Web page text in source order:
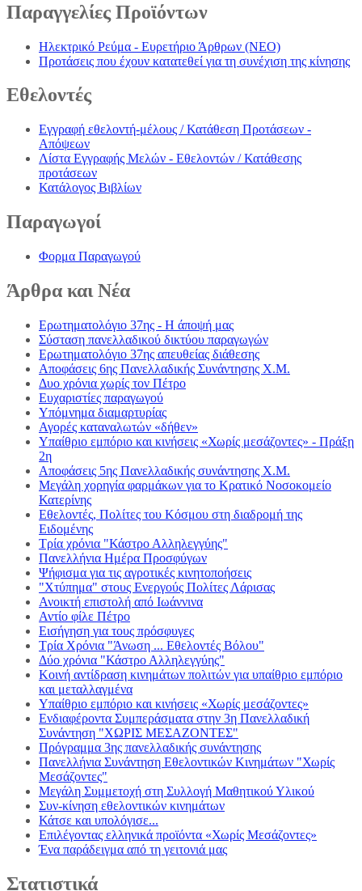
Παραγγελίες Προϊόντων
Ηλεκτρικό Ρεύμα - Ευρετήριο Άρθρων (NEO)
Προτάσεις που έχουν κατατεθεί για τη συνέχιση της κίνησης
Εθελοντές
Εγγραφή εθελοντή-μέλους / Κατάθεση Προτάσεων -
Απόψεων
Λίστα Εγγραφής Μελών - Εθελοντών / Κατάθεσης
προτάσεων
Κατάλογος Βιβλίων
Παραγωγοί
Φορμα Παραγωγού
Άρθρα και Νέα
Ερωτηματολόγιο 37ης - Η άποψή μας
Σύσταση πανελλαδικού δικτύου παραγωγών
Ερωτηματολόγιο 37ης απευθείας διάθεσης
Αποφάσεις 6ης Πανελλαδικής Συνάντησης Χ.Μ.
Δυο χρόνια χωρίς τον Πέτρο
Ευχαριστίες παραγωγού
Υπόμνημα διαμαρτυρίας
Αγορές καταναλωτών «δήθεν»
Υπαίθριο εμπόριο και κινήσεις «Χωρίς μεσάζοντες» - Πράξη
2η
Αποφάσεις 5ης Πανελλαδικής συνάντησης Χ.Μ.
Μεγάλη χορηγία φαρμάκων για το Κρατικό Νοσοκομείο
Κατερίνης
Εθελοντές, Πολίτες του Κόσμου στη διαδρομή της
Ειδομένης
Τρία χρόνια "Κάστρο Αλληλεγγύης"
Πανελλήνια Ημέρα Προσφύγων
Ψήφισμα για τις αγροτικές κινητοποήσεις
"Χτύπημα" στους Ενεργούς Πολίτες Λάρισας
Ανοικτή επιστολή από Ιωάννινα
Αντίο φίλε Πέτρο
Εισήγηση για τους πρόσφυγες
Τρία Χρόνια "Άνωση ... Εθελοντές Βόλου"
Δύο χρόνια "Κάστρο Αλληλεγγύης"
Κοινή αντίδραση κινημάτων πολιτών για υπαίθριο εμπόριο
και μεταλλαγμένα
Υπαίθριο εμπόριο και κινήσεις «Χωρίς μεσάζοντες»
Ενδιαφέροντα Συμπεράσματα στην 3η Πανελλαδική
Συνάντηση "ΧΩΡΙΣ ΜΕΣΑΖΟΝΤΕΣ"
Πρόγραμμα 3ης πανελλαδικής συνάντησης
Πανελλήνια Συνάντηση Εθελοντικών Κινημάτων "Χωρίς
Μεσάζοντες"
Μεγάλη Συμμετοχή στη Συλλογή Μαθητικού Υλικού
Συν-κίνηση εθελοντικών κινημάτων
Κάτσε και υπολόγισε...
Επιλέγοντας ελληνικά προϊόντα «Χωρίς Μεσάζοντες»
Ένα παράδειγμα από τη γειτονιά μας
Στατιστικά